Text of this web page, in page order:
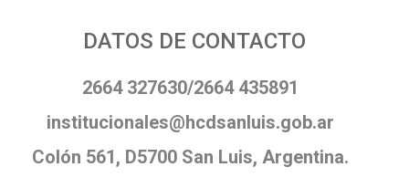
DATOS DE CONTACTO
2664 327630/2664 435891
institucionales@hcdsanluis.gob.ar
Colón 561, D5700 San Luis, Argentina.